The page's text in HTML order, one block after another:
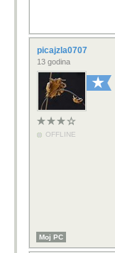
picajzla0707
13 godina
OFFLINE
Moj PC